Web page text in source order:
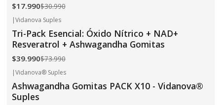
$17.990$30.990
|Vidanova Suples
Tri-Pack Esencial: Óxido Nítrico + NAD+
Resveratrol + Ashwagandha Gomitas
$39.990$73.990
|Vidanova® Suples
Ashwagandha Gomitas PACK X10 - Vidanova®
Suples